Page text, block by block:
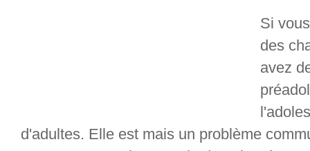
Si
des
avez
d'adultes. Elle est mais un problème